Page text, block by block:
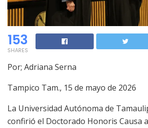
153
SHARES
Por; Adriana Serna
Tampico Tam., 15 de mayo de 2026
La Universidad Autónoma de
confirió el Doctorado Honoris Causa